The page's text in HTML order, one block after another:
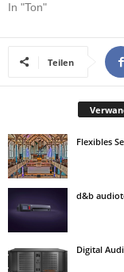
In "Ton"
Teilen
Flexibles
d&b
Digital